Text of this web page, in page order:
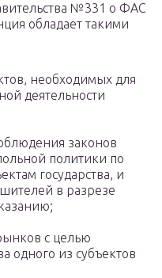
№331 о ФАС
обладает такими
необходимых для
деятельности
законов
политики по
государства, и
в разрезе
с целью
одного из субъектов